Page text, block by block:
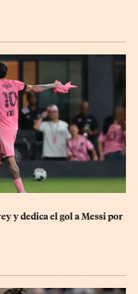
y dedica el gol a Messi por